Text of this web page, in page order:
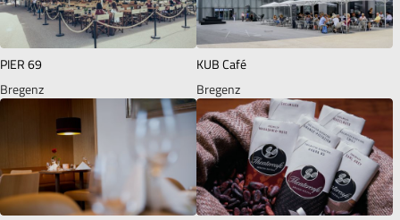
PIER 69
Bregenz
KUB Café
Bregenz